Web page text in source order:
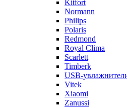
Kitfort
Normann
Philips
Polaris
Redmond
Royal Clima
Scarlett
Timberk
USB-
Vitek
Xiaomi
Zanussi